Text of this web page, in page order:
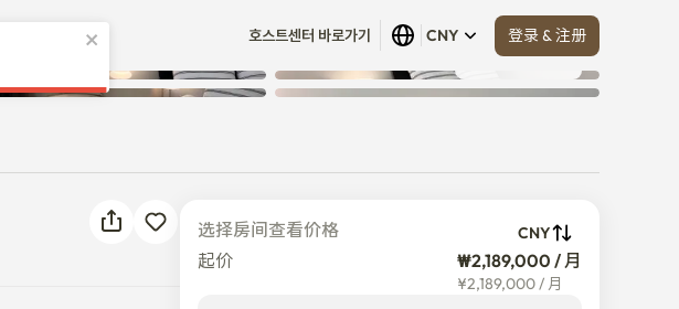
호스트센터 바로가기 CNY 登录 & 注册
查看全部 (29)
选择房间查看价格 CNY
起价 ₩2,189,000 / 月
¥2,189,000/ 月